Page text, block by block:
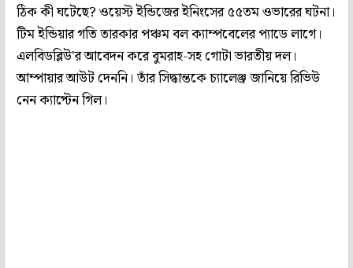
ঠিক কী ঘটেছে? ওয়েস্ট ইন্ডিজের ইনিংসের ৫৫তম ওভারের ঘটনা।
টিম ইন্ডিয়ার গতি তারকার পঞ্চম বল ক্যাম্পবেলের প্যাডে লাগে।
এলবিডব্লিউ'র আবেদন করে বুমরাহ-সহ গোটা ভারতীয় দল।
আম্পায়ার আউট দেননি। তাঁর সিদ্ধান্তকে চ্যালেঞ্জ জানিয়ে রিভিউ
নেন ক্যাপ্টেন গিল।